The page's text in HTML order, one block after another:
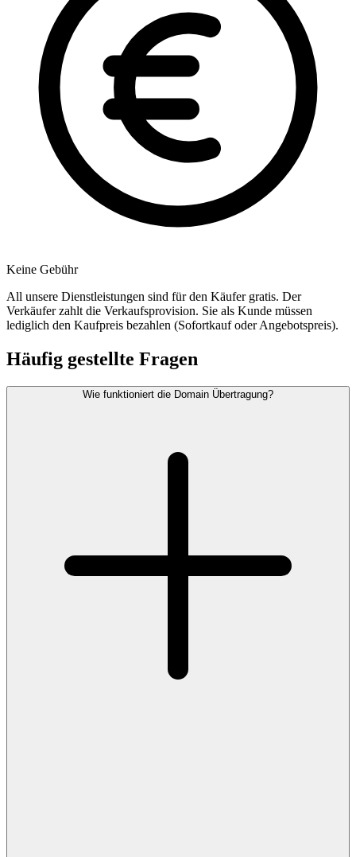
Keine Gebühr
All unsere Dienstleistungen sind für den Käufer gratis. Der
Verkäufer zahlt die Verkaufsprovision. Sie als Kunde müssen
lediglich den Kaufpreis bezahlen (Sofortkauf oder Angebotspreis).
Häufig gestellte Fragen
Wie funktioniert die Domain Übertragung?